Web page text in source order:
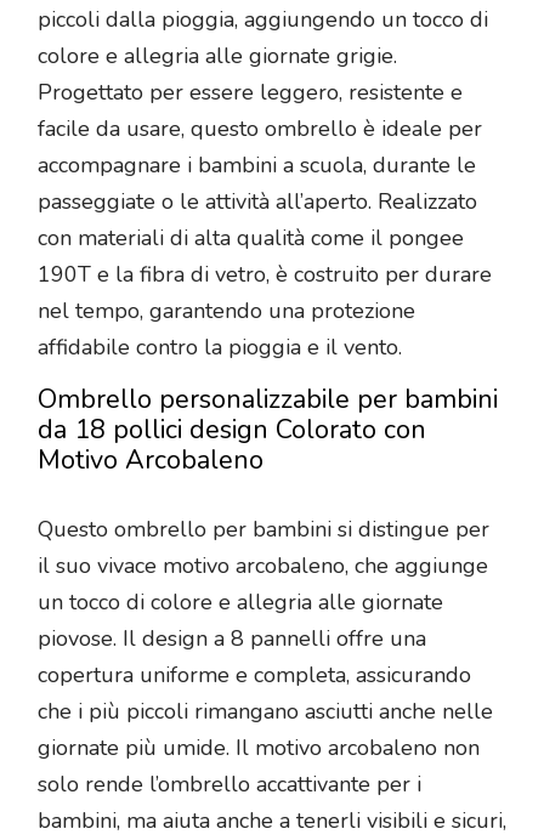
piccoli dalla pioggia, aggiungendo un tocco di
colore e allegria alle giornate grigie.
Progettato per essere leggero, resistente e
facile da usare, questo ombrello è ideale per
accompagnare i bambini a scuola, durante le
passeggiate o le attività all’aperto. Realizzato
con materiali di alta qualità come il pongee
190T e la fibra di vetro, è costruito per durare
nel tempo, garantendo una protezione
affidabile contro la pioggia e il vento.
Ombrello personalizzabile per bambini
da 18 pollici design Colorato con
Motivo Arcobaleno
Questo ombrello per bambini si distingue per
il suo vivace motivo arcobaleno, che aggiunge
un tocco di colore e allegria alle giornate
piovose. Il design a 8 pannelli offre una
copertura uniforme e completa, assicurando
che i più piccoli rimangano asciutti anche nelle
giornate più umide. Il motivo arcobaleno non
solo rende l’ombrello accattivante per i
bambini, ma aiuta anche a tenerli visibili e sicuri,